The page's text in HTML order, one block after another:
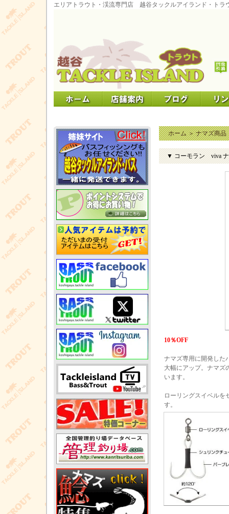
エリアトラウト・渓流専門店 越谷タックルアイランド・トラ
ホーム＞ナマズ商品
▼ コーモラン viva ナ
10％OFF
ナマズ専用に開発した
大幅にアップ。ナマズ
います。
ローリングスイベルを
す。